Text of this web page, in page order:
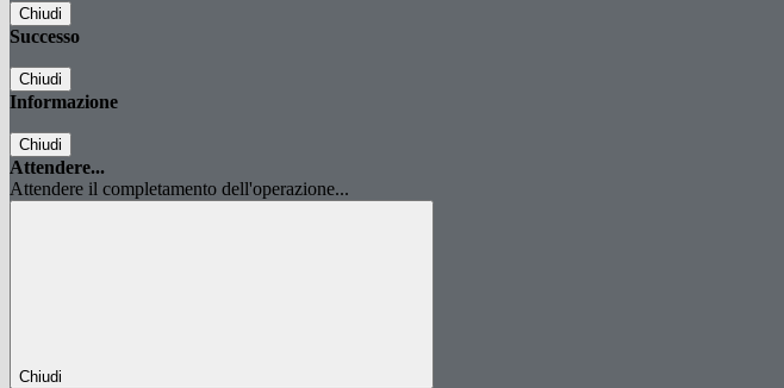
Chiudi
Successo
Chiudi
Informazione
Chiudi
Attendere...
Attendere il completamento dell'operazione...
Chiudi